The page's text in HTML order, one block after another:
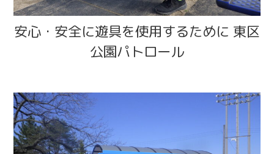
安心・安全に遊具を使用するために 東区
公園パトロール